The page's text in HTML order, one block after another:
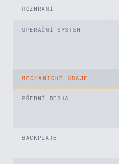
ROZHRANÍ
OPERAČNÍ SYSTÉM
MECHANICKÉ ÚDAJE
PŘEDNÍ DESKA
BACKPLATE